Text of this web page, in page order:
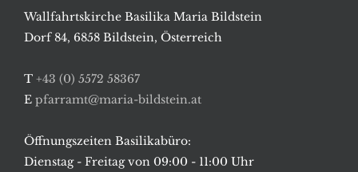
Wallfahrtskirche Basilika Maria Bildstein
Dorf 84, 6858 Bildstein, Österreich
T +43 (0) 5572 58367
E pfarramt@maria-bildstein.at
Öffnungszeiten Basilikabüro:
Dienstag - Freitag von 09:00 - 11:00 Uhr